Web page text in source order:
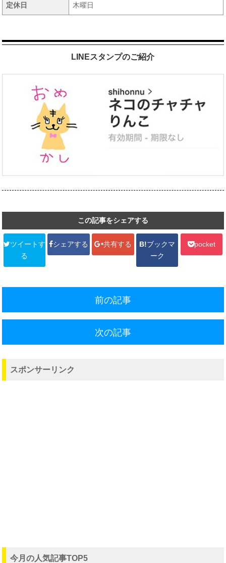
定休日 木曜日
LINEスタンプのご紹介
この記事をシェアする
ツイートす
る
シェアする 共有する B!ブックマ
ーク
pocket
前の記事
次の記事
スポンサーリンク
今月の人気記事TOP5